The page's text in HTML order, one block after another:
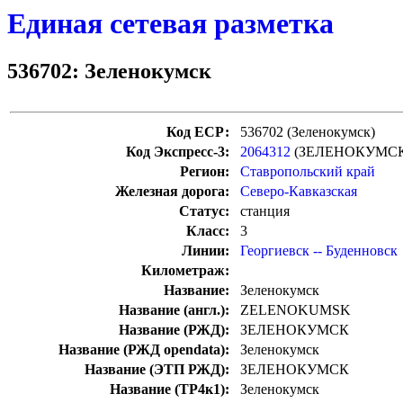
Единая сетевая разметка
536702: Зеленокумск
Код ЕСР:
536702 (Зеленокумск)
Код Экспресс-3:
2064312
Регион:
Ставропольский край
Железная дорога:
Северо-Кавказская
Статус:
станция
Класс:
3
Линии:
Георгиевск -- Буденновск
Километраж:
Название:
Зеленокумск
Название (англ.):
ZELENOKUMSK
Название (РЖД):
ЗЕЛЕНОКУМСК
Название (РЖД opendata):
Зеленокумск
Название (ЭТП РЖД):
ЗЕЛЕНОКУМСК
Название (ТР4к1):
Зеленокумск